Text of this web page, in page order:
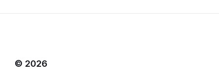
© 2026